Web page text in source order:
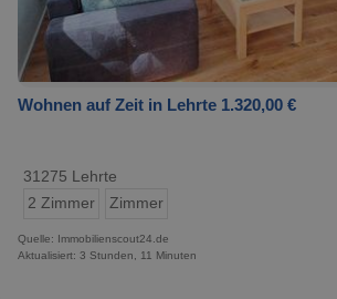
Wohnen auf Zeit in Lehrte 1.320,00 €
31275 Lehrte
2 Zimmer
Zimmer
Quelle: Immobilienscout24.de
Aktualisiert: 3 Stunden, 11 Minuten